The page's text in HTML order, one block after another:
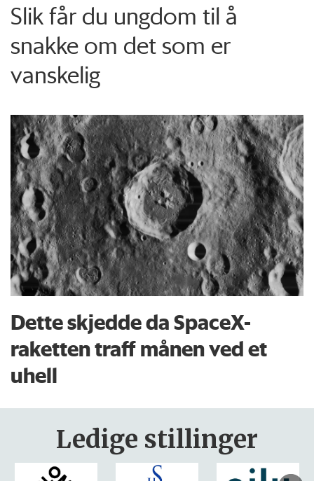
Slik får du ungdom til å
snakke om det som er
vanskelig
Dette skjedde da SpaceX-
raketten traff månen ved et
uhell
Ledige stillinger